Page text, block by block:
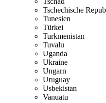
Tschechische
Tunesien
Türkei
Turkmenistan
Tuvalu
Uganda
Ukraine
Ungarn
Uruguay
Usbekistan
Vanuatu